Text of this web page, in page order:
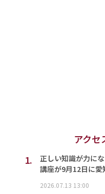
アクセ
1.
正しい知識が力に
講座が9月12日に愛
2026.07.13 13:00